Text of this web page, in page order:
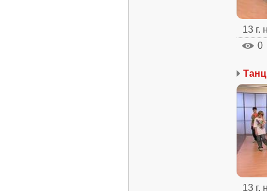
13 г.
0
13 г.